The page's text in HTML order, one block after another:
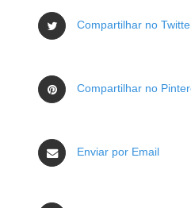
Compartilhar no
Compartilhar no
Enviar por Email